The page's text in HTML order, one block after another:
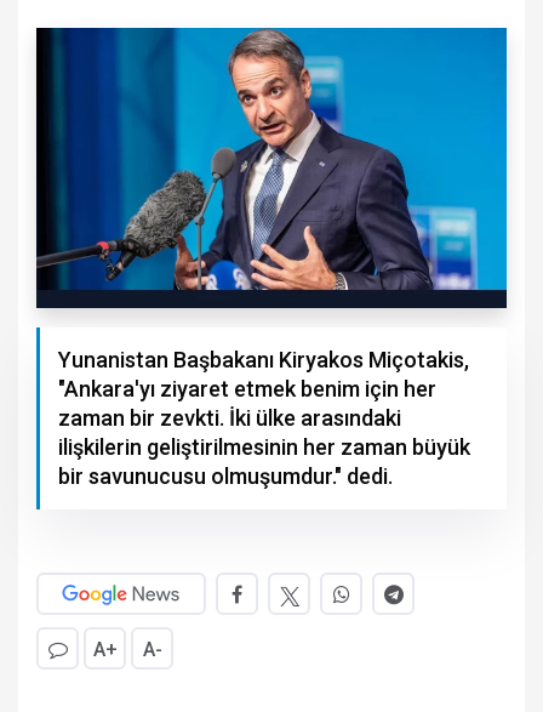
Yunanistan Başbakanı Kiryakos Miçotakis,
"Ankara'yı ziyaret etmek benim için her
zaman bir zevkti. İki ülke arasındaki
ilişkilerin geliştirilmesinin her zaman büyük
bir savunucusu olmuşumdur." dedi.
A+ A-